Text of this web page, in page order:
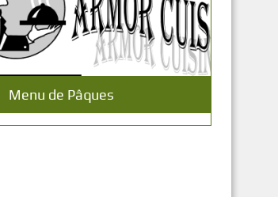
Menu de Pâques